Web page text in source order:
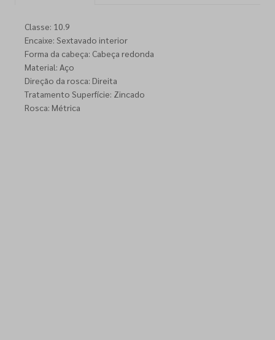
Classe: 10.9
Encaixe: Sextavado interior
Forma da cabeça: Cabeça redonda
Material: Aço
Direção da rosca: Direita
Tratamento Superfície: Zincado
Rosca: Métrica